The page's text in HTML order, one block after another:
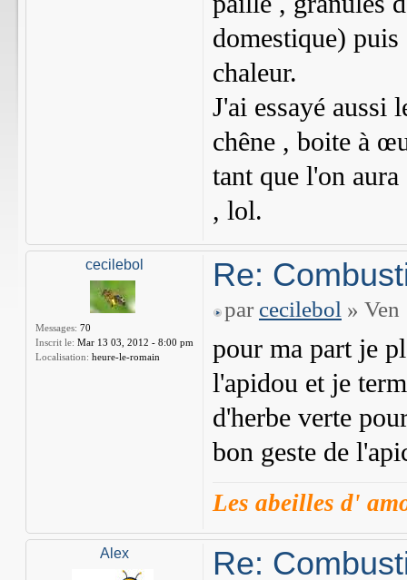
domestique)
chaleur.
J'ai essayé aussi
chêne , boite à
tant que l'on
, lol.
cecilebol
Messages: 70
Inscrit le: Mar 13 03, 2012 - 8:00 pm
Localisation: heure-le-romain
Re:
par cecilebol » Ven
pour ma part je
l'apidou et je
d'herbe verte
bon geste de
Les abeilles d'
Alex Re: